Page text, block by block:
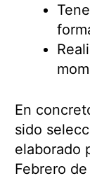
En
sido
elaborado
Febrero